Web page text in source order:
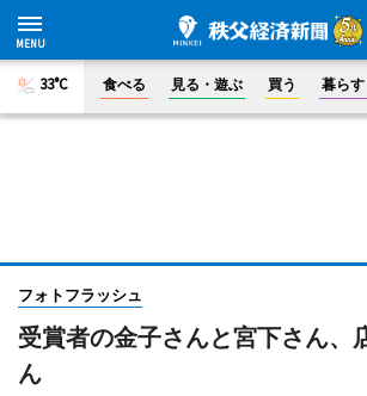
33°C 食べる 見る・遊ぶ 買う 暮らす
フォトフラッシュ
受賞者の金子さんと宮下さん、
ん